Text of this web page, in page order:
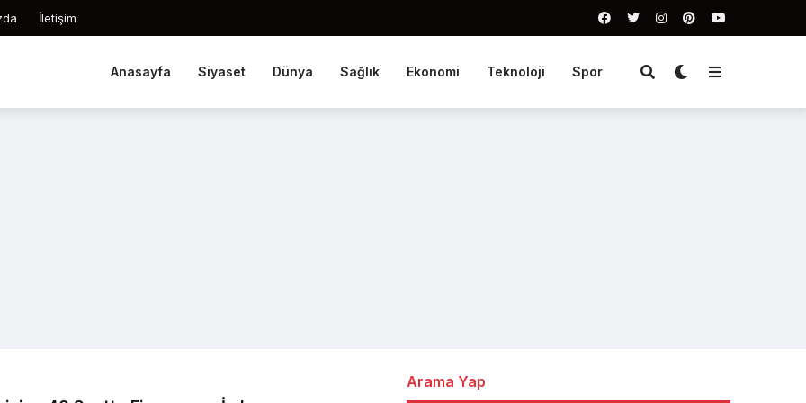
İletişim
Anasayfa Siyaset Dünya Sağlık Ekonomi Teknoloji Spor
Arama Yap